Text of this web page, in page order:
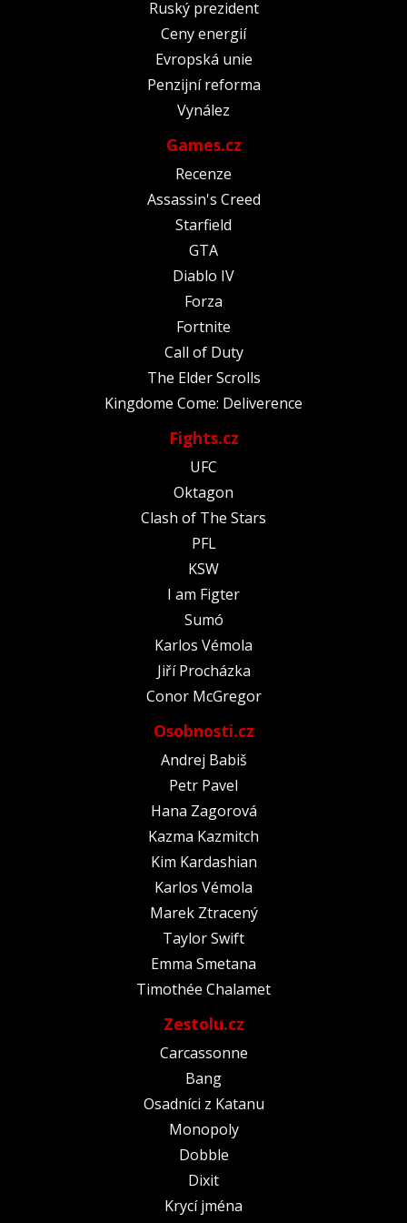
Ruský prezident
Ceny energií
Evropská unie
Penzijní reforma
Vynález
Games.cz
Recenze
Assassin's Creed
Starfield
GTA
Diablo IV
Forza
Fortnite
Call of Duty
The Elder Scrolls
Kingdome Come: Deliverence
Fights.cz
UFC
Oktagon
Clash of The Stars
PFL
KSW
I am Figter
Sumó
Karlos Vémola
Jiří Procházka
Conor McGregor
Osobnosti.cz
Andrej Babiš
Petr Pavel
Hana Zagorová
Kazma Kazmitch
Kim Kardashian
Karlos Vémola
Marek Ztracený
Taylor Swift
Emma Smetana
Timothée Chalamet
Zestolu.cz
Carcassonne
Bang
Osadníci z Katanu
Monopoly
Dobble
Dixit
Krycí jména